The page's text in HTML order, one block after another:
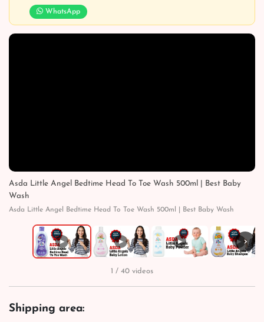
WhatsApp
Asda Little Angel Bedtime Head To Toe Wash 500ml | Best Baby
Wash
Asda Little Angel Bedtime Head To Toe Wash 500ml | Best Baby Wash
▶ ▶ ▶ ▶ ›
1 / 40 videos
Shipping area: